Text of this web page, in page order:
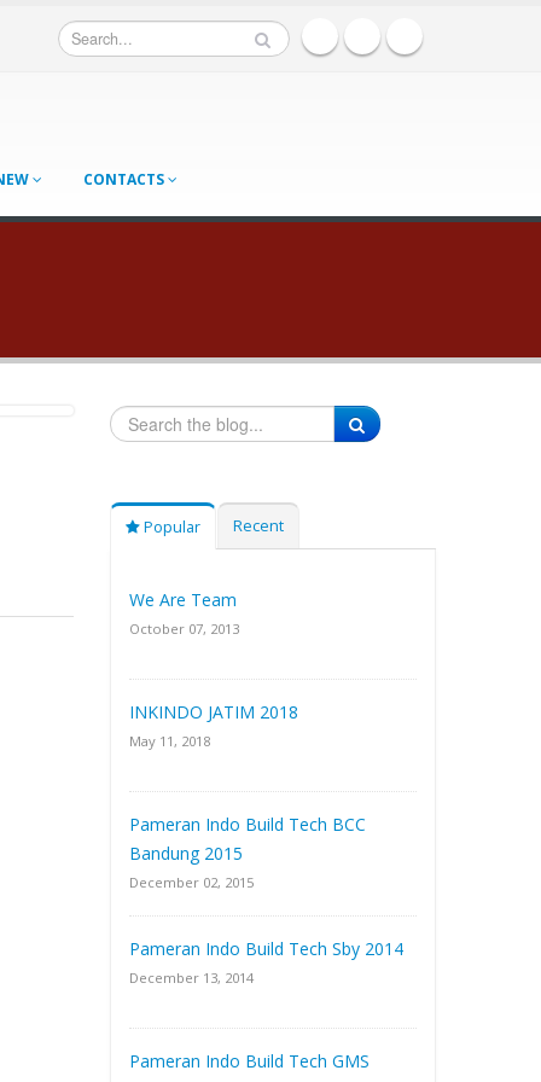
CONTACTS
Popular Recent
We Are Team
October 07, 2013
INKINDO JATIM 2018
May 11, 2018
Pameran Indo Build Tech BCC
Bandung 2015
December 02, 2015
Pameran Indo Build Tech Sby 2014
December 13, 2014
Pameran Indo Build Tech GMS